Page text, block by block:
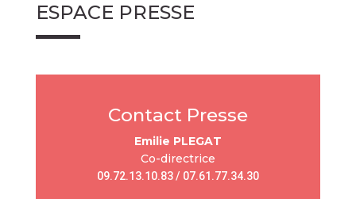
ESPACE PRESSE
Contact Presse
Emilie PLEGAT
Co-directrice
09.72.13.10.83 / 07.61.77.34.30